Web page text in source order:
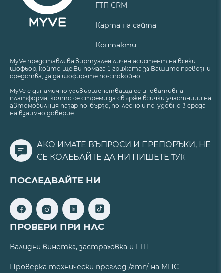
ГТП CRM
Карта на сайта
Контакти
MyVe представлява виртуален личен асистент на всеки
шофьор, който ще Ви помага в грижата за Вашите превозни
средства, за да шофирате по-спокойно.
MyVe е динамично усъвършенстваща се иновативна
платформа, която се стреми да свърже всички участници на
автомобилния пазар по-бързо, по-лесно и по-удобно в среда
на взаимно доверие.
АКО ИМАТЕ ВЪПРОСИ И ПРЕПОРЪКИ, НЕ
СЕ КОЛЕБАЙТЕ ДА НИ ПИШЕТЕ ТУК
ПОСЛЕДВАЙТЕ НИ
ПРОВЕРИ ПРИ НАС
Валидни винетка, застраховка и ГТП
Проверка технически преглед /гтп/ на МПС